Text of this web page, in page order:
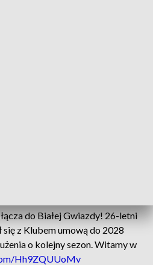
do Białej Gwiazdy! 26-letni
z Klubem umową do 2028
o kolejny sezon. Witamy w
Hh9ZQUUoMv